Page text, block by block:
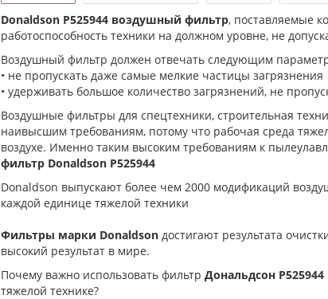
Donaldson P525944 воздушный фильтр, поставляемые
работоспособность техники на должном уровне, не
Воздушный фильтр должен отвечать следующим
• не пропускать даже самые мелкие частицы загрязнения
• удерживать большое количество загрязнений, не
Воздушные фильтры для спецтехники, строительная
наивысшим требованиям, потому что рабочая среда
воздухе. Именно таким высоким требованиям к
фильтр Donaldson P525944
Donaldson выпускают более чем 2000 модификаций
каждой единице тяжелой техники
Фильтры марки Donaldson достигают результата
высокий результат в мире.
Почему важно использовать фильтр Дональдсон P525944
тяжелой технике?